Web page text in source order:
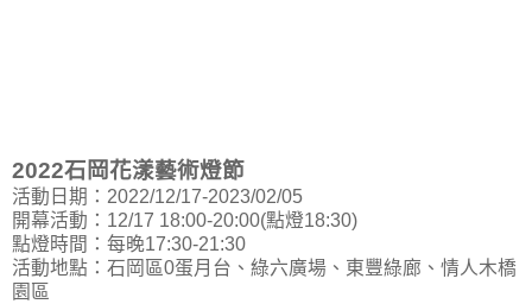
2022石岡花漾藝術燈節
活動日期：2022/12/17-2023/02/05
開幕活動：12/17 18:00-20:00(點燈18:30)
點燈時間：每晚17:30-21:30
活動地點：石岡區0蛋月台、綠六廣場、東豐綠廊、情人木橋
園區